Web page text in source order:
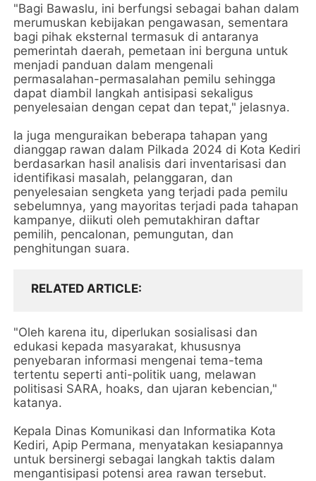
"Bagi Bawaslu, ini berfungsi sebagai bahan dalam
merumuskan kebijakan pengawasan, sementara
bagi pihak eksternal termasuk di antaranya
pemerintah daerah, pemetaan ini berguna untuk
menjadi panduan dalam mengenali
permasalahan-permasalahan pemilu sehingga
dapat diambil langkah antisipasi sekaligus
penyelesaian dengan cepat dan tepat," jelasnya.
Ia juga menguraikan beberapa tahapan yang
dianggap rawan dalam Pilkada 2024 di Kota Kediri
berdasarkan hasil analisis dari inventarisasi dan
identifikasi masalah, pelanggaran, dan
penyelesaian sengketa yang terjadi pada pemilu
sebelumnya, yang mayoritas terjadi pada tahapan
kampanye, diikuti oleh pemutakhiran daftar
pemilih, pencalonan, pemungutan, dan
penghitungan suara.
RELATED ARTICLE
"Oleh karena itu, diperlukan sosialisasi dan
edukasi kepada masyarakat, khususnya
penyebaran informasi mengenai tema-tema
tertentu seperti anti-politik uang, melawan
politisasi SARA, hoaks, dan ujaran kebencian,"
katanya.
Kepala Dinas Komunikasi dan Informatika Kota
Kediri, Apip Permana, menyatakan kesiapannya
untuk bersinergi sebagai langkah taktis dalam
mengantisipasi potensi area rawan tersebut.